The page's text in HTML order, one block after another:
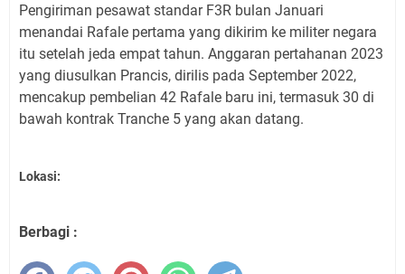
Pengiriman pesawat standar F3R bulan Januari
menandai Rafale pertama yang dikirim ke militer negara
itu setelah jeda empat tahun. Anggaran pertahanan 2023
yang diusulkan Prancis, dirilis pada September 2022,
mencakup pembelian 42 Rafale baru ini, termasuk 30 di
bawah kontrak Tranche 5 yang akan datang.
Lokasi:
Berbagi :